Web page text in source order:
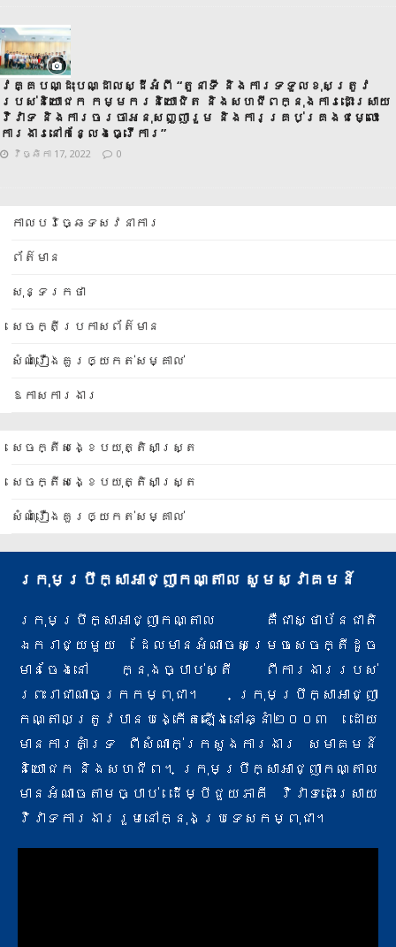
វគ្គបណ្ដុះបណ្ដាលស្ដីអំពី “តួនាទី និងការទទួលខុសត្រូវ
របស់និយោជក កម្មករនិយោជិត និងសហជីពក្នុងការដោះស្រាយ
វិវាទ និងការចរចាអនុសញ្ញារួម និងការគ្រប់គ្រងជម្លោះ
ការងារនៅកន្លែងធ្វើការ”
វិច្ឆិកា 17, 2022 0
កាលបរិច្ឆេទសវនាការ
ព័ត៌មាន
សុន្ទរកថា
សេចក្តីប្រកាសព័ត៌មាន
សំណុំរឿងគួរឲ្យកត់សម្គាល់
ឱកាសការងារ
សេចក្តីសង្ខេបយុត្តិសាស្ត្រ
សេចក្តីសង្ខេបយុត្តិសាស្ត្រ
សំណុំរឿងគួរឲ្យកត់សម្គាល់
ក្រុមប្រឹក្សាអាជ្ញាកណ្តាល សូមស្វាគមន៍
ក្រុមប្រឹក្សាអាជ្ញាកណ្តាល គឺជាស្ថាប័នជាតិ
ឯករាជ្យមួយ ដែលមានអំណាចសម្រេចសេចក្តីដូច
មានចែងនៅ ក្នុងច្បាប់ស្តី ពីការងារ​របស់
ព្រះរាជាណាចក្រកម្ពុជា។ ក្រុមប្រឹក្សាអាជ្ញា
កណ្តាលត្រូវបានបង្កើតឡើងនៅឆ្នាំ២០០៣ ដោយ
មានការគាំទ្រ ពីសំណាក់​ក្រសួងការងារ សមាគមន៍
និយោជក និងសហជីព។ ក្រុមប្រឹក្សាអាជ្ញាកណ្តាល
មានអំណាចតាមច្បាប់ ដើម្បីជួយភាគី វិវាទ​ដោះស្រាយ
វិវាទការងាររួមនៅក្នុងប្រទេសកម្ពុជា។